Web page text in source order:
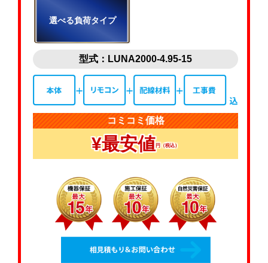
選べる負荷タイプ
型式：LUNA2000-4.95-15
コミコミ価格
¥最安値円（税込）